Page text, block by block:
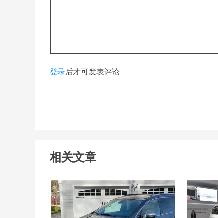
登录后才可发表评论
相关文章